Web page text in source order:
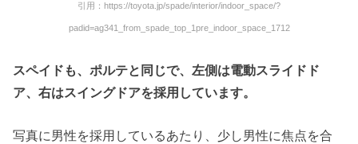
引用：https://toyota.jp/spade/interior/indoor_space/?
padid=ag341_from_spade_top_1pre_indoor_space_1712
スペイドも、ポルテと同じで、左側は電動スライドド
ア、右はスイングドアを採用しています。
写真に男性を採用しているあたり、少し男性に焦点を合